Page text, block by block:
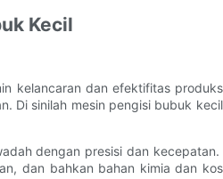
Kecil
kelancaran dan efektifitas
sinilah mesin pengisi bubuk
dengan presisi dan
dan bahkan bahan kimia dan